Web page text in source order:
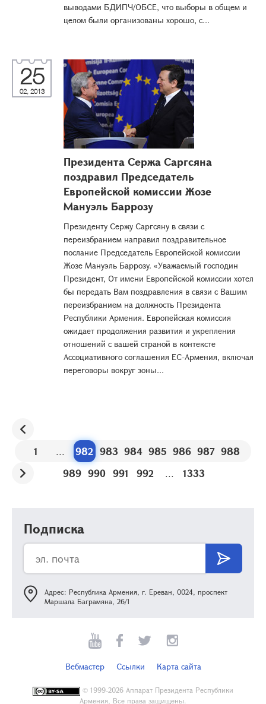
выводами БДИПЧ/ОБСЕ, что выборы в общем и
целом были организованы хорошо, с...
25
02, 2013
Президента Сержа Саргсяна
поздравил Председатель
Европейской комиссии Жозе
Мануэль Баррозу
Президенту Сержу Саргсяну в связи с
переизбранием направил поздравительное
послание Председатель Европейской комиссии
Жозе Мануэль Баррозу. «Уважаемый господин
Президент, От имени Европейской комиссии хотел
бы передать Вам поздравления в связи с Вашим
переизбранием на должность Президента
Республики Армения. Европейская комиссия
ожидает продолжения развития и укрепления
отношений с вашей страной в контексте
Ассоциативного соглашения ЕС-Армения, включая
переговоры вокруг зоны...
1 ... 982 983 984 985 986 987 988
989 990 991 992 ... 1333
Подписка
Адрес: Республика Армения, г. Ереван, 0024, проспект
Маршала Баграмяна, 26/1
Вебмастер Ссылки Карта сайта
© 1999-2026 Аппарат Президента Республики
Армения, Все права защищены.